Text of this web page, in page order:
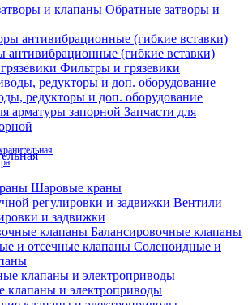
Обратные затворы и
антивибрационные (гибкие вставки)
Фильтры и грязевики
редукторы и доп. оборудование
Запчасти для
Шаровые краны
Вентили
и задвижки
Балансировочные клапаны
Соленоидные и
клапаны и электроприводы